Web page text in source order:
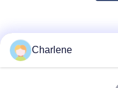
Charlene